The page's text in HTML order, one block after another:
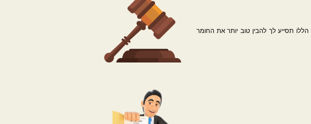
הללו תסייע לך להבין טוב יותר את החומר